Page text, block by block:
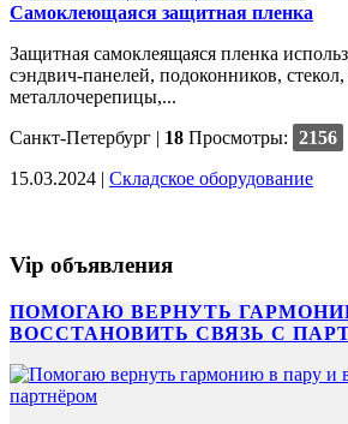
Самоклеющаяся защитная пленка
Защитная самоклеящаяся пленка
сэндвич-панелей, подоконников, стекол,
металлочерепицы,...
Санкт-Петербург | 18 Просмотры: 2156
15.03.2024 | Cкладское оборудование
Vip объявления
ПОМОГАЮ ВЕРНУТЬ
ВОССТАНОВИТЬ СВЯЗЬ С